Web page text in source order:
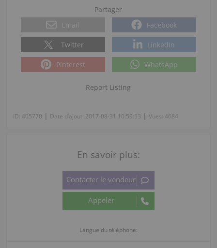
Partager
Email
Facebook
Twitter LinkedIn
Pinterest WhatsApp
Report Listing
ID: 405770 | Date d’ajout: 2017-08-31 10:59:53 | Vues: 4684
En savoir plus:
Langue du téléphone: